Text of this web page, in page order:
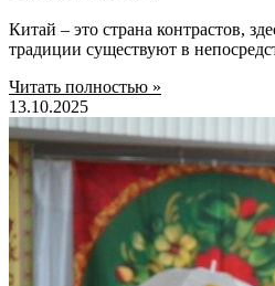
Китай – это страна контрастов,
традиции существуют в
Читать полностью »
13.10.2025